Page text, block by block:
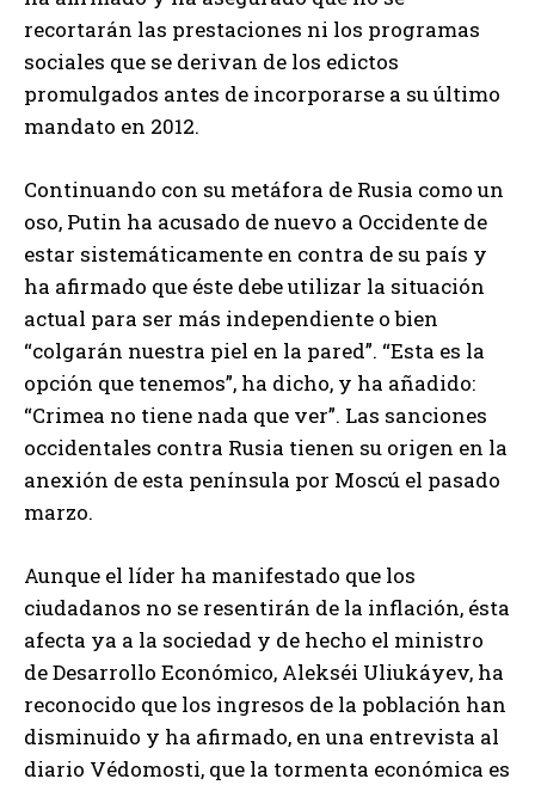
recortarán las prestaciones ni los programas
sociales que se derivan de los edictos
promulgados antes de incorporarse a su último
mandato en 2012.
Continuando con su metáfora de Rusia como un
oso, Putin ha acusado de nuevo a Occidente de
estar sistemáticamente en contra de su país y
ha afirmado que éste debe utilizar la situación
actual para ser más independiente o bien
“colgarán nuestra piel en la pared”. “Esta es la
opción que tenemos”, ha dicho, y ha añadido:
“Crimea no tiene nada que ver”. Las sanciones
occidentales contra Rusia tienen su origen en la
anexión de esta península por Moscú el pasado
marzo.
Aunque el líder ha manifestado que los
ciudadanos no se resentirán de la inflación, ésta
afecta ya a la sociedad y de hecho el ministro
de Desarrollo Económico, Alekséi Uliukáyev, ha
reconocido que los ingresos de la población han
disminuido y ha afirmado, en una entrevista al
diario Védomosti, que la tormenta económica es